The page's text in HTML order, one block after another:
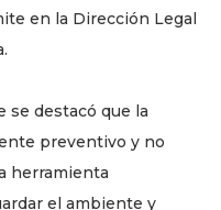
en la Dirección Legal
se destacó que la
preventivo y no
herramienta
el ambiente y